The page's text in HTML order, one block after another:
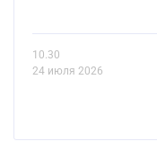
10.30
24 июля 2026